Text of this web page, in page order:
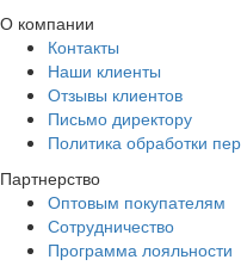
О компании
Контакты
Наши клиенты
Отзывы клиентов
Письмо директору
Политика обработки
Партнерство
Оптовым покупателям
Сотрудничество
Программа лояльности